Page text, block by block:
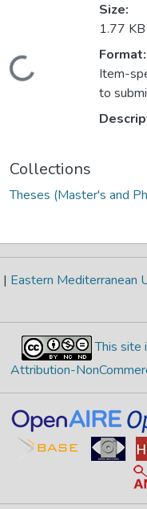
Size:
1.77 KB
Format:
Item-
to
Collections
Theses (Master's and
| Eastern Mediterranean
This site
Attribution-